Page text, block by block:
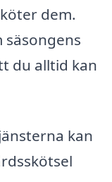
dem.
säsongens
du alltid kan
kan